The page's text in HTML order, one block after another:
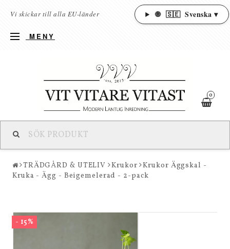
Vi skickar till alla EU-länder 🌐 🇸🇪 Svenska ▾
MENY
0
TRÄDGÅRD & UTELIV Krukor Krukor Äggskal -
Kruka - Ägg - Beigemelerad - 2-pack
- 15%